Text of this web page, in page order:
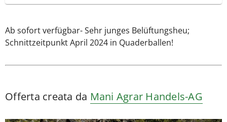
Ab sofort verfügbar- Sehr junges Belüftungsheu;
Schnittzeitpunkt April 2024 in Quaderballen!
Offerta creata da Mani Agrar Handels-AG